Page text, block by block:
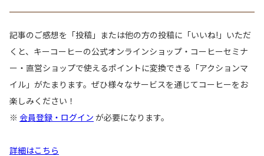
記事のご感想を「投稿」または他の方の投稿に「いいね!」いただ
くと、キーコーヒーの公式オンラインショップ・コーヒーセミナ
ー・直営ショップで使えるポイントに変換できる「アクションマ
イル」がたまります。ぜひ様々なサービスを通じてコーヒーをお
楽しみください！
※ 会員登録・ログイン が必要になります。
詳細はこちら